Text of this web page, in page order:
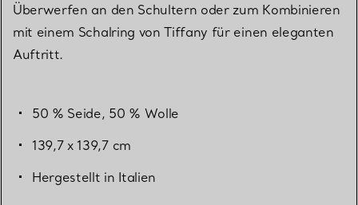
Überwerfen an den Schultern oder zum Kombinieren
mit einem Schalring von Tiffany für einen eleganten
Auftritt.
50 % Seide, 50 % Wolle
139,7 x 139,7 cm
Hergestellt in Italien